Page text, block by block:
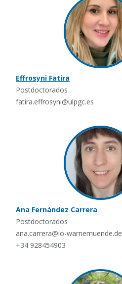
Effrosyni Fatira
Postdoctorados
fatira.effrosyni@ulpgc.es
Ana Fernández Carrera
Postdoctorados
ana.carrera@io-warnemuende.de
+34 928454903